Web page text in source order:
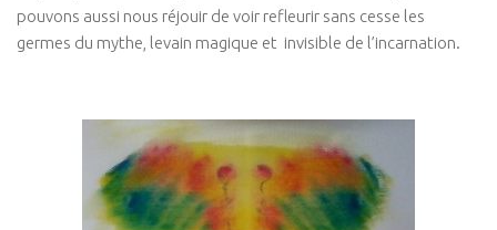
pouvons aussi nous réjouir de voir refleurir sans cesse les
germes du mythe, levain magique et invisible de l’incarnation.